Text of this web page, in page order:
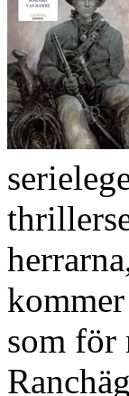
som för